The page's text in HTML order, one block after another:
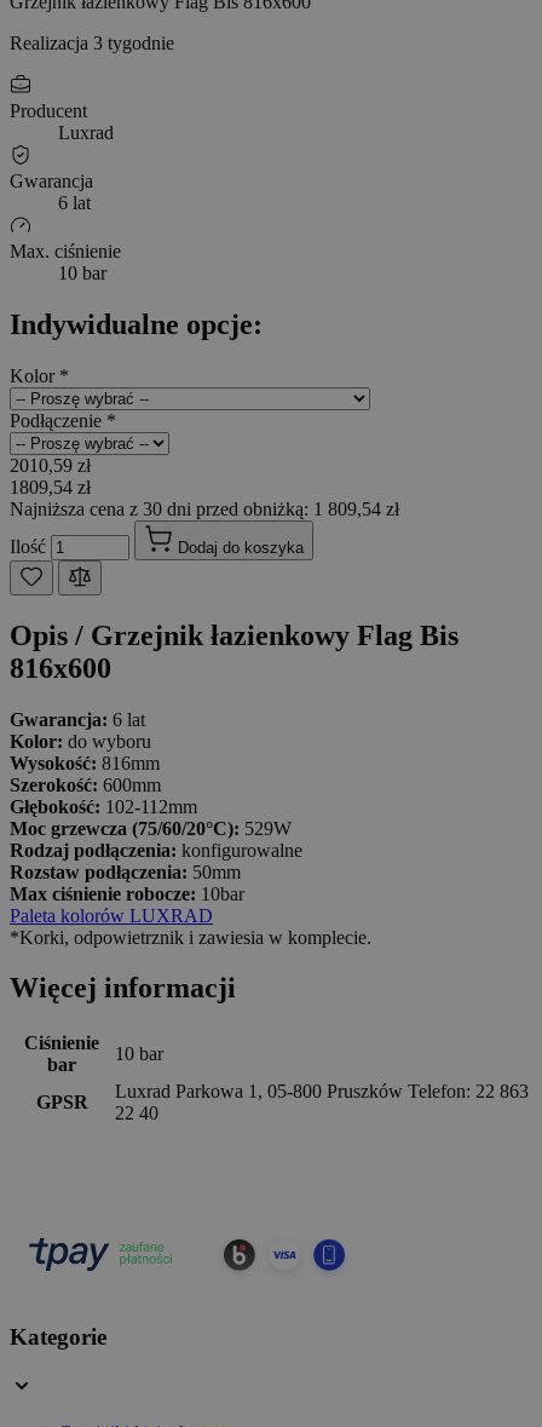
Realizacja 3 tygodnie
Producent
Luxrad
Gwarancja
6 lat
Max. ciśnienie
10 bar
Indywidualne opcje:
Kolor *
Podłączenie *
2010,59 zł
1809,54 zł
Najniższa cena z 30 dni przed obniżką: 1 809,54 zł
Ilość
Dodaj do koszyka
Opis / Grzejnik łazienkowy Flag Bis
816x600
Gwarancja: 6 lat
Kolor: do wyboru
Wysokość: 816mm
Szerokość: 600mm
Głębokość: 102-112mm
Moc grzewcza (75/60/20°C): 529W
Rodzaj podłączenia: konfigurowalne
Rozstaw podłączenia: 50mm
Max ciśnienie robocze: 10bar
Paleta kolorów LUXRAD
*Korki, odpowietrznik i zawiesia w komplecie.
Więcej informacji
Ciśnienie
bar
10 bar
GPSR
Luxrad Parkowa 1, 05-800 Pruszków Telefon: 22 863
22 40
Kategorie